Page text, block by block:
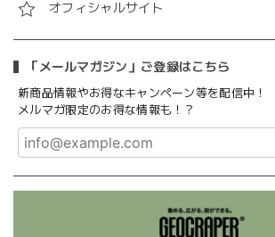
オフィシャルサイト
「メールマガジン」ご登録はこちら
新商品情報やお得なキャンペーン等を配信中！
メルマガ限定のお得な情報も！？